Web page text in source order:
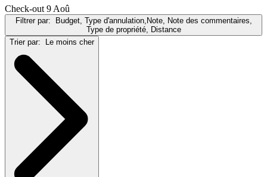
Check-out 9 Aoû
Filtrer par:
Budget, Type d'annulation,Note, Note des commentaires,
Type de propriété, Distance
Trier par:
Le moins cher